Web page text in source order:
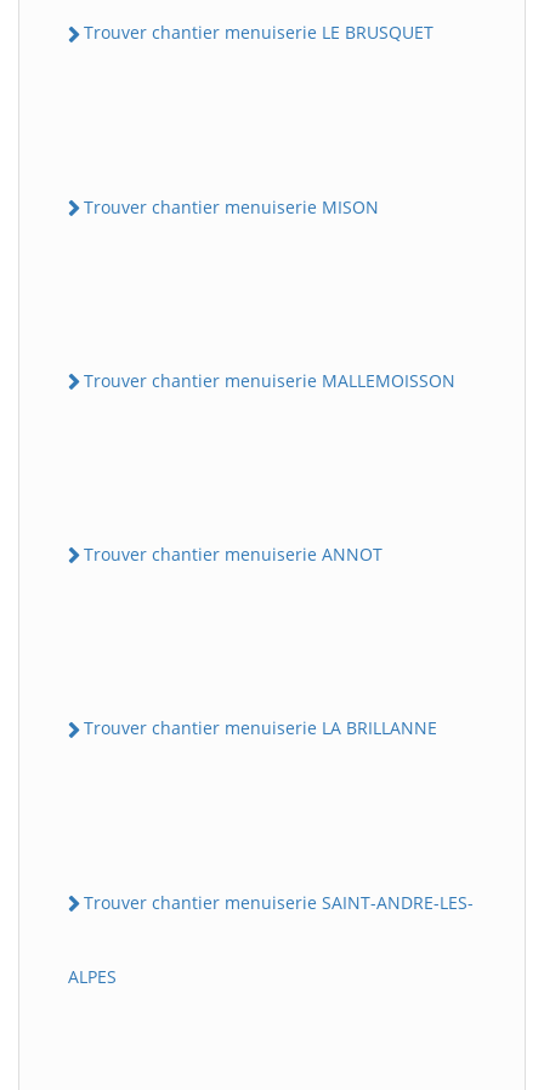
Trouver chantier menuiserie LE BRUSQUET
Trouver chantier menuiserie MISON
Trouver chantier menuiserie MALLEMOISSON
Trouver chantier menuiserie ANNOT
Trouver chantier menuiserie LA BRILLANNE
Trouver chantier menuiserie SAINT-ANDRE-LES-
ALPES